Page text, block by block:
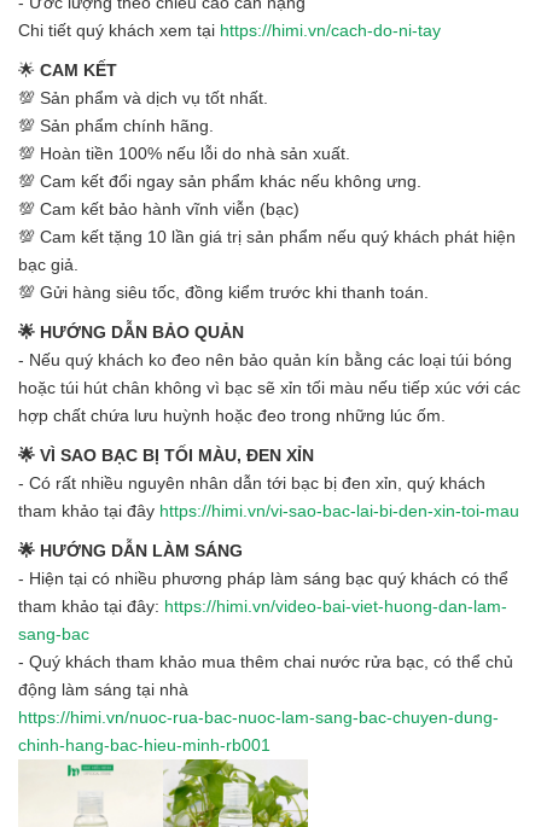
Chi tiết quý khách xem tại https://himi.vn/cach-do-ni-tay
🌟 CAM KẾT
💯 Sản phẩm và dịch vụ tốt nhất.
💯 Sản phẩm chính hãng.
💯 Hoàn tiền 100% nếu lỗi do nhà sản xuất.
💯 Cam kết đổi ngay sản phẩm khác nếu không ưng.
💯 Cam kết bảo hành vĩnh viễn (bạc)
💯 Cam kết tặng 10 lần giá trị sản phẩm nếu quý khách phát hiện
bạc giả.
💯 Gửi hàng siêu tốc, đồng kiểm trước khi thanh toán.
🌟 HƯỚNG DẪN BẢO QUẢN
- Nếu quý khách ko đeo nên bảo quản kín bằng các loại túi bóng
hoặc túi hút chân không vì bạc sẽ xỉn tối màu nếu tiếp xúc với các
hợp chất chứa lưu huỳnh hoặc đeo trong những lúc ốm.
🌟 VÌ SAO BẠC BỊ TỐI MÀU, ĐEN XỈN
- Có rất nhiều nguyên nhân dẫn tới bạc bị đen xỉn, quý khách
tham khảo tại đây https://himi.vn/vi-sao-bac-lai-bi-den-xin-toi-mau
🌟 HƯỚNG DẪN LÀM SÁNG
- Hiện tại có nhiều phương pháp làm sáng bạc quý khách có thể
tham khảo tại đây: https://himi.vn/video-bai-viet-huong-dan-lam-
sang-bac
- Quý khách tham khảo mua thêm chai nước rửa bạc, có thể chủ
động làm sáng tại nhà
https://himi.vn/nuoc-rua-bac-nuoc-lam-sang-bac-chuyen-dung-
chinh-hang-bac-hieu-minh-rb001